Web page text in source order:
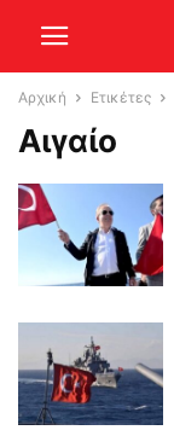
Αρχική Ετικέτες
Αιγαίο